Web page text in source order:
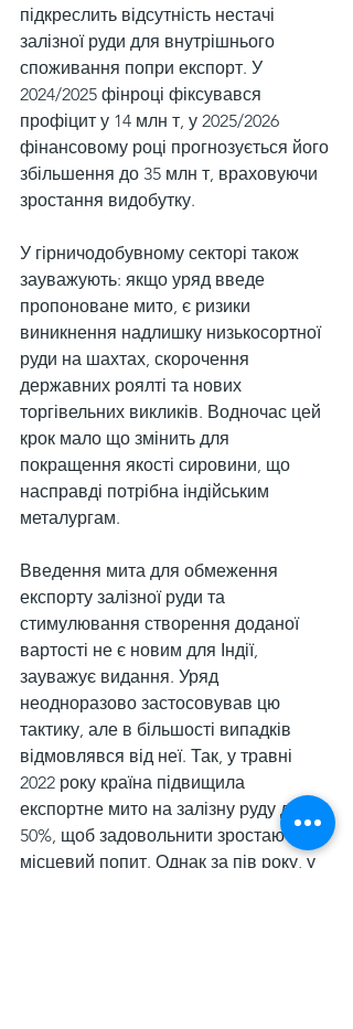
підкреслить відсутність нестачі
залізної руди для внутрішнього
споживання попри експорт. У
2024/2025 фінроці фіксувався
профіцит у 14 млн т, у 2025/2026
фінансовому році прогнозується його
збільшення до 35 млн т, враховуючи
зростання видобутку.
У гірничодобувному секторі також
зауважують: якщо уряд введе
пропоноване мито, є ризики
виникнення надлишку низькосортної
руди на шахтах, скорочення
державних роялті та нових
торгівельних викликів. Водночас цей
крок мало що змінить для
покращення якості сировини, що
насправді потрібна індійським
металургам.
Введення мита для обмеження
експорту залізної руди та
стимулювання створення доданої
вартості не є новим для Індії,
зауважує видання. Уряд
неодноразово застосовував цю
тактику, але в більшості випадків
відмовлявся від неї. Так, у травні
2022 року країна підвищила
експортне мито на залізну руду до
50%, щоб задовольнити зростаючий
місцевий попит. Однак за пів року, у